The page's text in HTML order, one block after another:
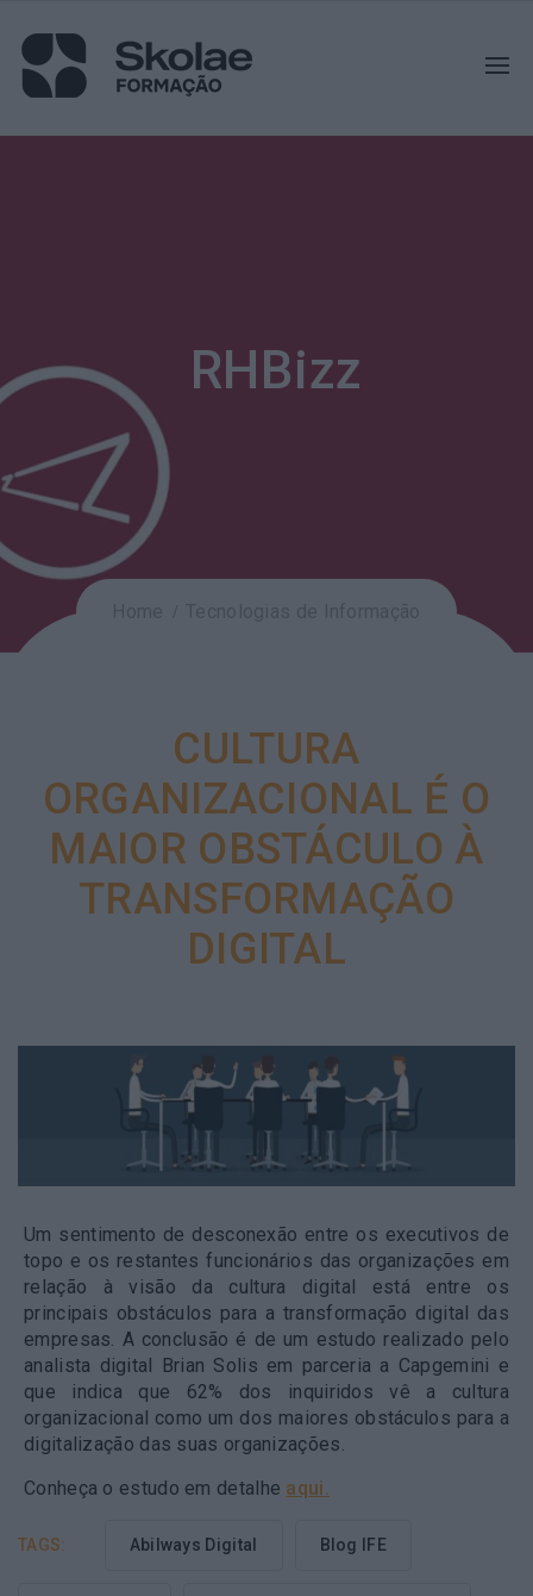
RHBizz
CULTURA
ORGANIZACIONAL É O
MAIOR OBSTÁCULO À
TRANSFORMAÇÃO
DIGITAL
Um sentimento de desconexão entre os executivos de
topo e os restantes funcionários das organizações em
relação à visão da cultura digital está entre os
principais obstáculos para a transformação digital das
empresas. A conclusão é de um estudo realizado pelo
analista digital Brian Solis em parceria a Capgemini e
que indica que 62% dos inquiridos vê a cultura
organizacional como um dos maiores obstáculos para a
digitalização das suas organizações.
Conheça o estudo em detalhe aqui.
TAGS: Abilways Digital Blog IFE